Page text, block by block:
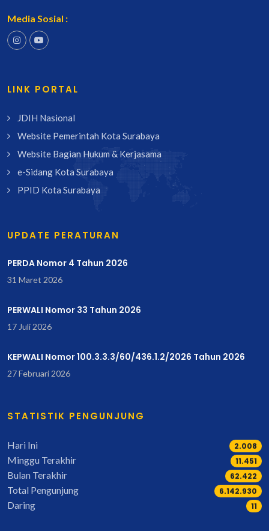
Media Sosial :
LINK PORTAL
JDIH Nasional
Website Pemerintah Kota Surabaya
Website Bagian Hukum & Kerjasama
e-Sidang Kota Surabaya
PPID Kota Surabaya
UPDATE PERATURAN
PERDA Nomor 4 Tahun 2026
31 Maret 2026
PERWALI Nomor 33 Tahun 2026
17 Juli 2026
KEPWALI Nomor 100.3.3.3/60/436.1.2/2026 Tahun 2026
27 Februari 2026
STATISTIK PENGUNJUNG
Hari Ini 2.130
Minggu Terakhir 14.288
Bulan Terakhir 78.003
Total Pengunjung 7.678.638
Daring 5